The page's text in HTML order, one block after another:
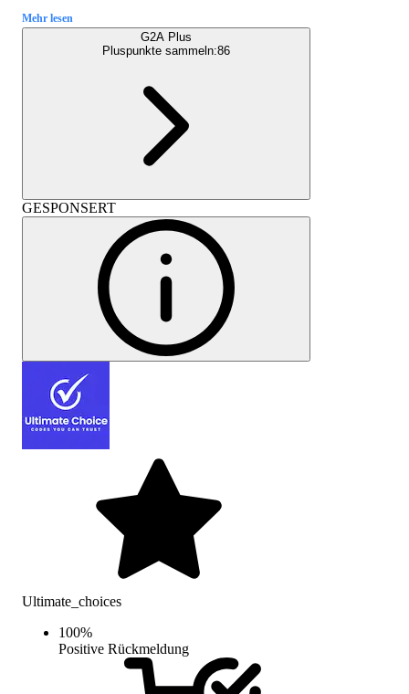
Mehr lesen
G2A Plus
Pluspunkte sammeln:86
GESPONSERT
Ultimate_choices
100%
Positive Rückmeldung